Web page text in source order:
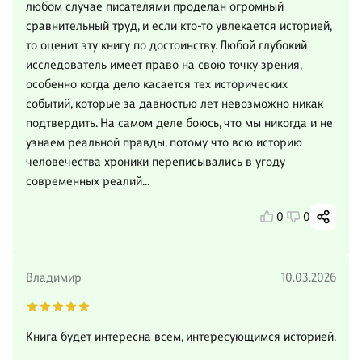
любом случае писателями проделан огромный
сравнительный труд, и если кто-то увлекается историей,
то оценит эту книгу по достоинству. Любой глубокий
исследователь имеет право на свою точку зрения,
особенно когда дело касается тех исторических
событий, которые за давностью лет невозможно никак
подтвердить. На самом деле боюсь, что мы никогда и не
узнаем реальной правды, потому что всю историю
человечества хроники переписывались в угоду
современных реалий...
0 0
Владимир 10.03.2026
Книга будет интересна всем, интересующимся историей.